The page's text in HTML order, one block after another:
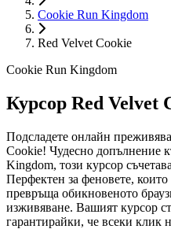
Cookie Run Kingdom
Red Velvet Cookie
Cookie Run Kingdom
Курсор Red Velvet
Подсладете онлайн
Cookie! Чудесно допълнение
Kingdom, този курсор
Перфектен за феновете,
превръща обикновеното
изживяване. Вашият курсор
гарантирайки, че всеки клик